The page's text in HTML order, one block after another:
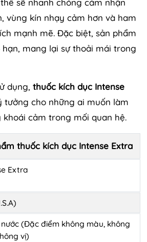
sẽ nhanh chóng cảm nhận
vùng kín nhạy cảm hơn và ham
mạnh mẽ. Đặc biệt, sản phẩm
mang lại sự thoải mái trong
dụng, thuốc kích dục Intense
tưởng cho những ai muốn làm
cảm trong mối quan hệ.
thuốc kích dục Intense Extra
Extra
(Đặc điểm không màu, không
vị)